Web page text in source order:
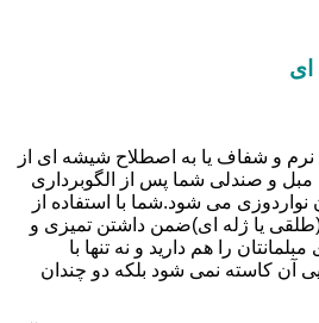
ای
و شفاف یا به اصطلاح شیشه ای از
و صندلی شما پس از الگوبرداری
می شود.شما با استفاده از
(طلقی یا ژله ای)ضمن داشتن تمیزی و
را هم دارید و نه تنها با
آن کاسته نمی شود بلکه دو چندان